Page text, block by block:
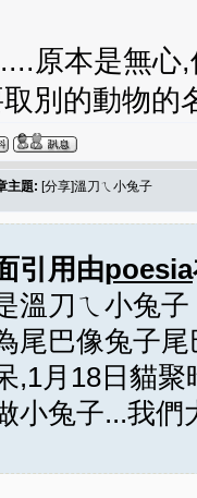
原本是無心
別的動物的
主題: [分享]溫刀ㄟ小兔子
引用由poesia
溫刀ㄟ小兔子
尾巴像兔子
,1月18日貓
小兔子...我們